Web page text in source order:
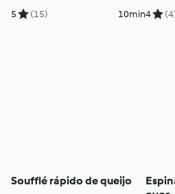
5 (15) 10min4
Soufflé rápido de queijo